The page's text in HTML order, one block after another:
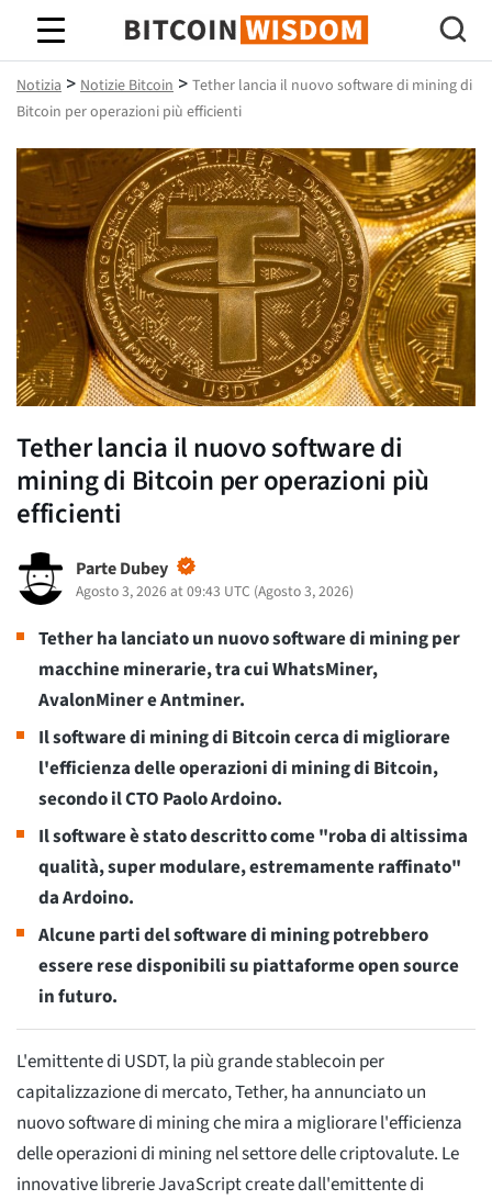
Saggezza Bitcoin
Notizia > Notizie Bitcoin > Tether lancia il nuovo software di mining di
Bitcoin per operazioni più efficienti
Tether lancia il nuovo software di
mining di Bitcoin per operazioni più
efficienti
Parte Dubey
Agosto 3, 2026 at 09:43 UTC (Agosto 3, 2026)
Tether ha lanciato un nuovo software di mining per
macchine minerarie, tra cui WhatsMiner,
AvalonMiner e Antminer.
Il software di mining di Bitcoin cerca di migliorare
l'efficienza delle operazioni di mining di Bitcoin,
secondo il CTO Paolo Ardoino.
Il software è stato descritto come "roba di altissima
qualità, super modulare, estremamente raffinato"
da Ardoino.
Alcune parti del software di mining potrebbero
essere rese disponibili su piattaforme open source
in futuro.
L'emittente di USDT, la più grande stablecoin per
capitalizzazione di mercato, Tether, ha annunciato un
nuovo software di mining che mira a migliorare l'efficienza
delle operazioni di mining nel settore delle criptovalute. Le
innovative librerie JavaScript create dall'emittente di